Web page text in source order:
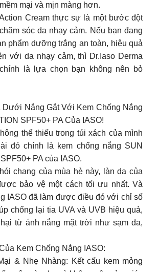
mại và mịn màng hơn.
Cream thực sự là một bước đột
sóc da nhạy cảm. Nếu bạn đang
phẩm dưỡng trắng an toàn, hiệu quả
với da nhạy cảm, thì Dr.Iaso Derma
là lựa chọn bạn không nên bỏ
Dưới Nắng Gắt Với Kem Chống Nắng
SPF50+ PA Của IASO!
thể thiếu trong túi xách của mình
đó chính là kem chống nắng SUN
PA của IASO.
chang của mùa hè này, làn da của
bảo vệ một cách tối ưu nhất. Và
IASO đã làm được điều đó với chỉ số
chống lại tia UVA và UVB hiệu quả,
từ ánh nắng mặt trời như sạm da,
Kem Chống Nắng IASO:
& Nhẹ Nhàng: Kết cấu kem mỏng